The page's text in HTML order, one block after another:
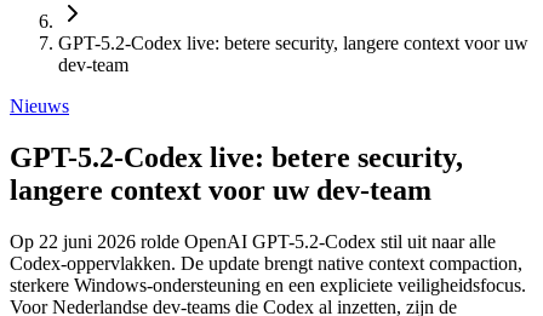
GPT-5.2-Codex live: betere security, langere context voor uw
dev-team
Nieuws
GPT-5.2-Codex live: betere security,
langere context voor uw dev-team
Op 22 juni 2026 rolde OpenAI GPT-5.2-Codex stil uit naar alle
Codex-oppervlakken. De update brengt native context compaction,
sterkere Windows-ondersteuning en een expliciete veiligheidsfocus.
Voor Nederlandse dev-teams die Codex al inzetten, zijn de